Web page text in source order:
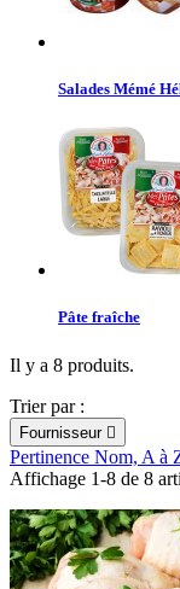
Salades Mémé
Pâte fraîche
Il y a 8 produits.
Trier par :
Fournisseur 
Pertinence Nom, A à
Affichage 1-8 de 8